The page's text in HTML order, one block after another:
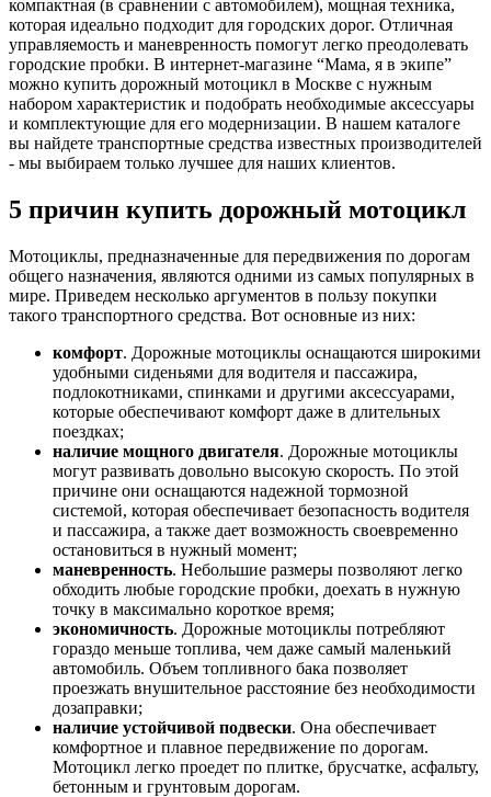
компактная (в сравнении с автомобилем), мощная техника,
которая идеально подходит для городских дорог. Отличная
управляемость и маневренность помогут легко преодолевать
городские пробки. В интернет-магазине “Мама, я в экипе”
можно купить дорожный мотоцикл в Москве с нужным
набором характеристик и подобрать необходимые аксессуары
и комплектующие для его модернизации. В нашем каталоге
вы найдете транспортные средства известных производителей
- мы выбираем только лучшее для наших клиентов.
5 причин купить дорожный мотоцикл
Мотоциклы, предназначенные для передвижения по дорогам
общего назначения, являются одними из самых популярных в
мире. Приведем несколько аргументов в пользу покупки
такого транспортного средства. Вот основные из них:
комфорт. Дорожные мотоциклы оснащаются широкими
удобными сиденьями для водителя и пассажира,
подлокотниками, спинками и другими аксессуарами,
которые обеспечивают комфорт даже в длительных
поездках;
наличие мощного двигателя. Дорожные мотоциклы
могут развивать довольно высокую скорость. По этой
причине они оснащаются надежной тормозной
системой, которая обеспечивает безопасность водителя
и пассажира, а также дает возможность своевременно
остановиться в нужный момент;
маневренность. Небольшие размеры позволяют легко
обходить любые городские пробки, доехать в нужную
точку в максимально короткое время;
экономичность. Дорожные мотоциклы потребляют
гораздо меньше топлива, чем даже самый маленький
автомобиль. Объем топливного бака позволяет
проезжать внушительное расстояние без необходимости
дозаправки;
наличие устойчивой подвески. Она обеспечивает
комфортное и плавное передвижение по дорогам.
Мотоцикл легко проедет по плитке, брусчатке, асфальту,
бетонным и грунтовым дорогам.